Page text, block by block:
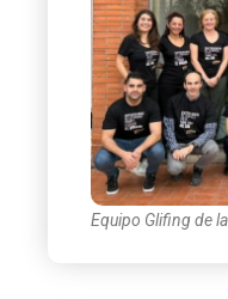
Equipo Glifing de